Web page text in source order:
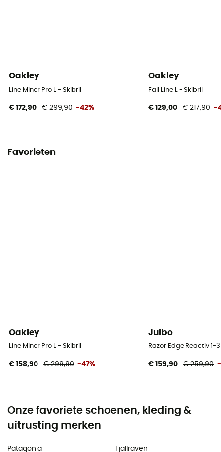
Oakley
Line Miner Pro L - Skibril
€ 172,90 € 299,90 -42%
Oakley
Fall Line L - Skibril
€ 129,00 € 217,90 -
Favorieten
Oakley
Line Miner Pro L - Skibril
€ 158,90 € 299,90 -47%
Julbo
Razor Edge Reactiv 1-
€ 159,90 € 259,90 -
Onze favoriete schoenen, kleding &
uitrusting merken
Patagonia
Fjällräven